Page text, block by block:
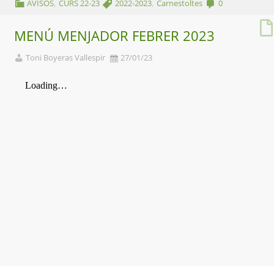
AVISOS CURS 22-23 2022-2023 Carnestoltes 0
MENÚ MENJADOR FEBRER 2023
Toni Boyeras Vallespir 27/01/23